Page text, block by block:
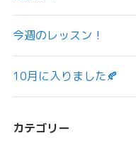
今週のレッスン！
10月に入りました🍂
カテゴリー